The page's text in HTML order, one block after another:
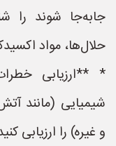
جابه‌جا شوند را
حلال‌ها، مواد
* **ارزیابی
شیمیایی (مانند
و غیره) را ارزیابی